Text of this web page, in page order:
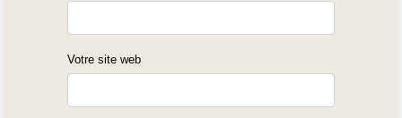
Votre site web